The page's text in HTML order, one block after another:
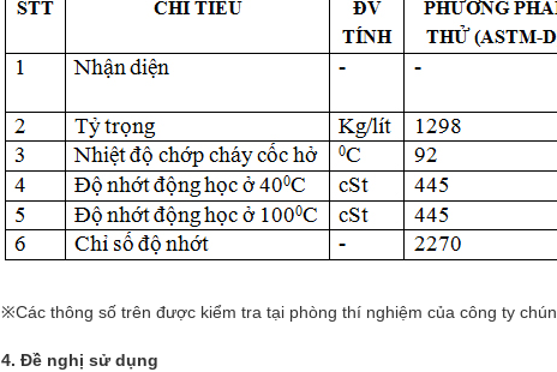
※Các thông số trên được kiểm tra tại phòng thí nghiệm của công ty
4. Đề nghị sử dụng